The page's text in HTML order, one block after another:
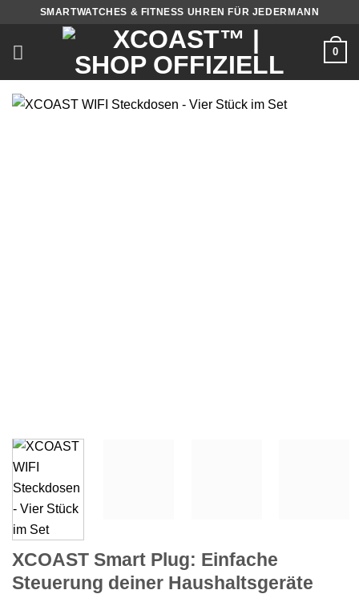
springen
SMARTWATCHES & FITNESS UHREN FÜR JEDERMANN
0
XCOAST Smart Plug: Einfache
Steuerung deiner Haushaltsgeräte